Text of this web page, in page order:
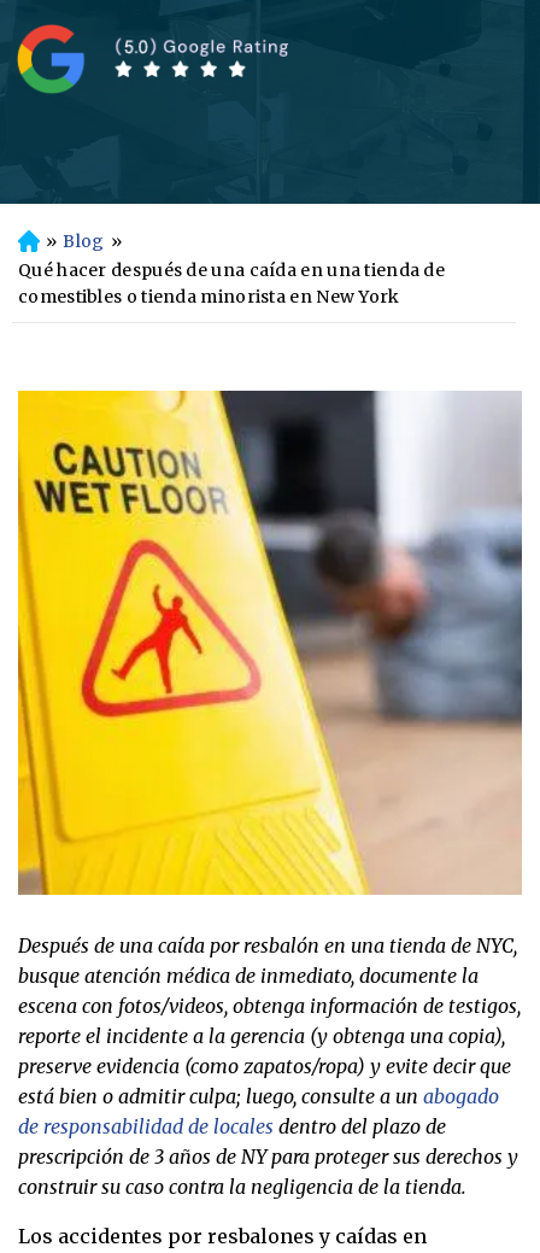
In
ici
o
» Blog »
Qué hacer después de una caída en una tienda de
comestibles o tienda minorista en New York
Después de una caída por resbalón en una tienda de NYC,
busque atención médica de inmediato, documente la
escena con fotos/videos, obtenga información de testigos,
reporte el incidente a la gerencia (y obtenga una copia),
preserve evidencia (como zapatos/ropa) y evite decir que
está bien o admitir culpa; luego, consulte a un abogado
de responsabilidad de locales dentro del plazo de
prescripción de 3 años de NY para proteger sus derechos y
construir su caso contra la negligencia de la tienda.
Los accidentes por resbalones y caídas en